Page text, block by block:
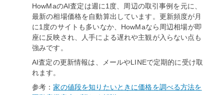
HowMaのAI査定は週に1度、周辺の取引事例を元に、
最新の相場価格を自動算出しています。更新頻度が月
に1度のサイトも多いなか、HowMaなら周辺相場が即
座に反映され、人手による遅れや主観が入らない点も
強みです。
AI査定の更新情報は、メールやLINEで定期的に受け取
れます。
参考：家の値段を知りたいときに価格を調べる方法を